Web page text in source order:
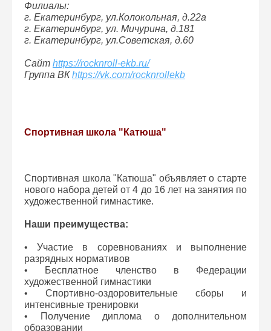
Филиалы:
г. Екатеринбург, ул.Колокольная, д.22а
г. Екатеринбург, ул. Мичурина, д.181
г. Екатеринбург, ул.Советская, д.60
Сайт https://rocknroll-ekb.ru/
Группа ВКhttps://vk.com/rocknrollekb
Спортивная школа "Катюша"
Спортивная школа "Катюша" объявляет о старте
нового набора детей от 4 до 16 лет на занятия по
художественной гимнастике.
Наши преимущества:
• Участие в соревнованиях и выполнение
разрядных нормативов
• Бесплатное членство в Федерации
художественной гимнастики
• Спортивно-оздоровительные сборы и
интенсивные тренировки
• Получение диплома о дополнительном
образовании